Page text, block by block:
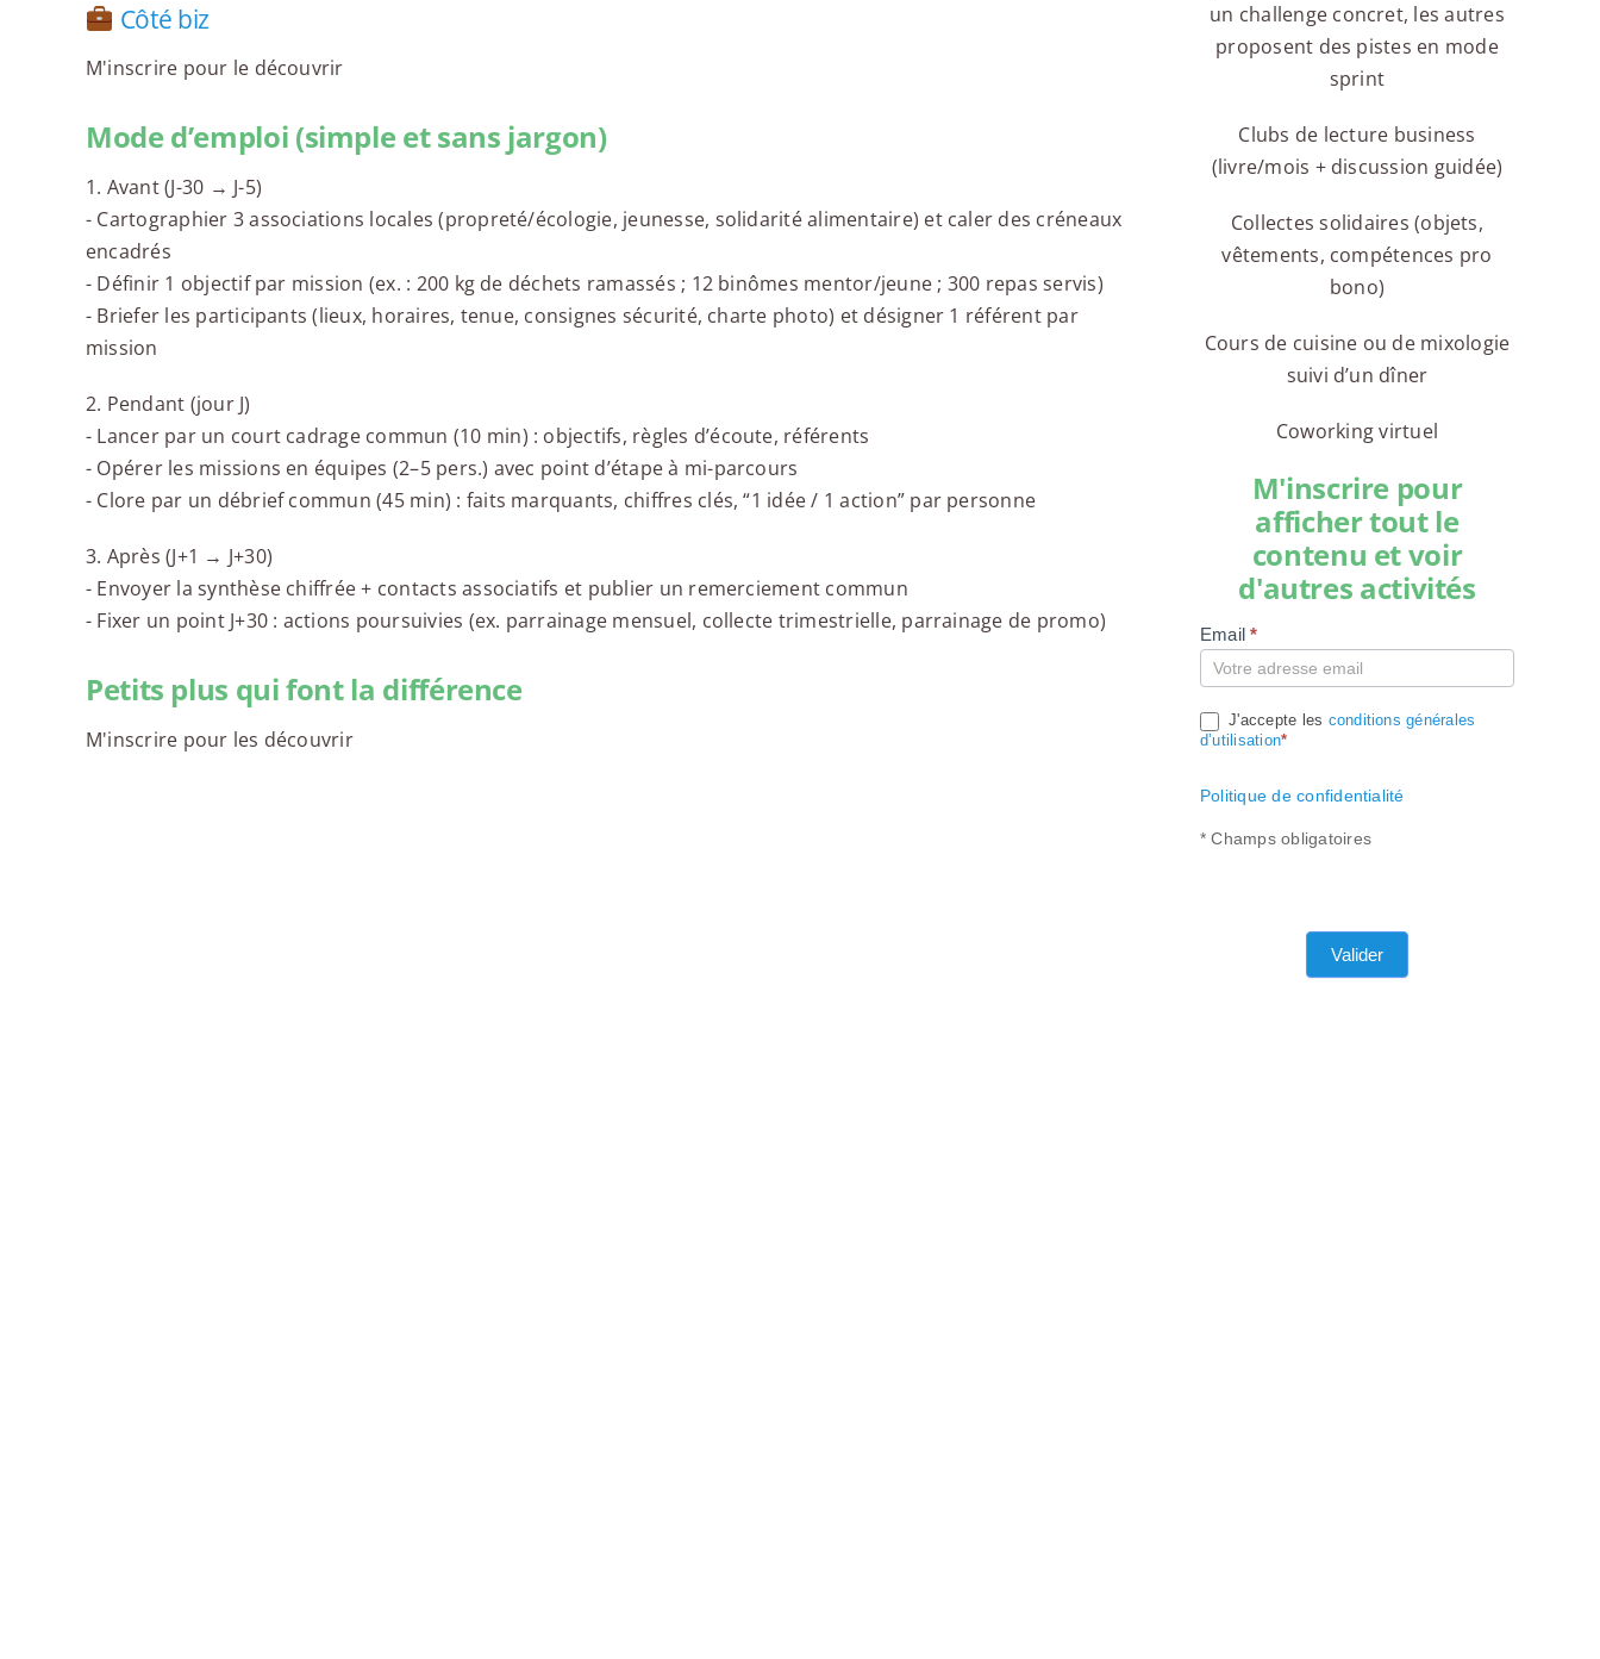
Côté biz
M'inscrire pour le découvrir
Mode d’emploi (simple et sans jargon)
1. Avant (J-30 → J-5)
- Cartographier 3 associations locales (propreté/écologie, jeunesse, solidarité alimentaire) et caler des créneaux
encadrés
- Définir 1 objectif par mission (ex. : 200 kg de déchets ramassés ; 12 binômes mentor/jeune ; 300 repas servis)
- Briefer les participants (lieux, horaires, tenue, consignes sécurité, charte photo) et désigner 1 référent par
mission
2. Pendant (jour J)
- Lancer par un court cadrage commun (10 min) : objectifs, règles d’écoute, référents
- Opérer les missions en équipes (2–5 pers.) avec point d’étape à mi-parcours
- Clore par un débrief commun (45 min) : faits marquants, chiffres clés, “1 idée / 1 action” par personne
3. Après (J+1 → J+30)
- Envoyer la synthèse chiffrée + contacts associatifs et publier un remerciement commun
- Fixer un point J+30 : actions poursuivies (ex. parrainage mensuel, collecte trimestrielle, parrainage de promo)
Petits plus qui font la différence
M'inscrire pour les découvrir
un challenge concret, les autres
proposent des pistes en mode
sprint
Clubs de lecture business
(livre/mois + discussion guidée)
Collectes solidaires (objets,
vêtements, compétences pro
bono)
Cours de cuisine ou de mixologie
suivi d’un dîner
Coworking virtuel
M'inscrire pour
afficher tout le
contenu et voir
d'autres activités
Compte
Email*
J'accepte les conditions générales
d’utilisation*
Politique de confidentialité
* Champs obligatoires
Valider